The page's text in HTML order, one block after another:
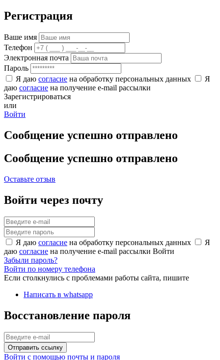
Регистрация
Ваше имя
Телефон
Электронная почта
Пароль
Я даю согласие на обработку персональных данных
Я
даю согласие на получение e-mail рассылки
Зарегистрироваться
или
Войти
Сообщение успешно отправлено
Сообщение успешно отправлено
Оставьте отзыв
Войти через почту
Я даю согласие на обработку персональных данных
Я
даю согласие на получение e-mail рассылки Войти
Забыли пароль?
Войти по номеру телефона
Если столкнулись с проблемами работы сайта, пишите
Написать в whatsapp
Восстановление пароля
Отправить ссылку
Войти с помощью почты и пароля